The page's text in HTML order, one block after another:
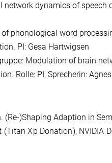
network dynamics of speech
phonological word
PI: Gesa Hartwigsen
Modulation of brain
Rolle: PI, Sprecherin:
(Re-)Shaping Adaption in
(Titan Xp Donation), NVIDIA